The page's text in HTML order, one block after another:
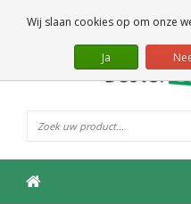
Wij slaan cookies op om onze
Ja